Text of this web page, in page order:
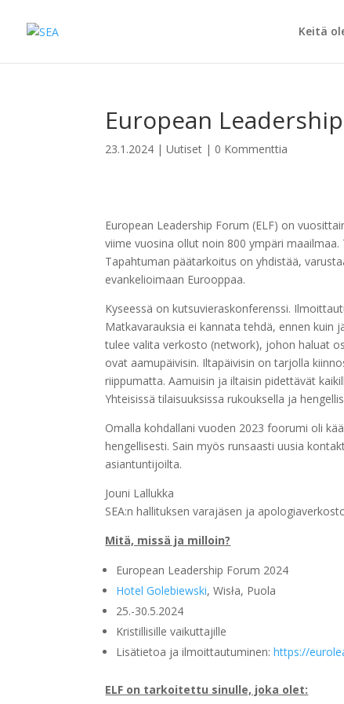
Keitä
European
23.1.2024 |Uutiset | 0 Kommenttia
European Leadership Forum (ELF) on
viime vuosina ollut noin 800 ympäri
Tapahtuman päätarkoitus on yhdistää,
evankelioimaan Eurooppaa.
Kyseessä on kutsuvieraskonferenssi.
Matkavarauksia ei kannata tehdä, ennen
tulee valita verkosto (network), johon haluat
ovat aamupäivisin. Iltapäivisin on tarjolla
riippumatta. Aamuisin ja iltaisin pidettävät
Yhteisissä tilaisuuksissa rukouksella ja
Omalla kohdallani vuoden 2023 foorumi oli
hengellisesti. Sain myös runsaasti uusia
asiantuntijoilta.
Jouni Lallukka
SEA:n hallituksen varajäsen ja
Mitä, missä ja milloin?
European Leadership Forum 2024
Hotel Golebiewski, Wisła, Puola
25.-30.5.2024
Kristillisille vaikuttajille
Lisätietoa ja ilmoittautuminen:https://
ELF on tarkoitettu sinulle, joka olet: